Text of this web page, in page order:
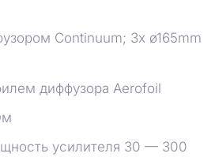
Continuum; 3x ø165mm
диффузора Aerofoil
усилителя 30 — 300